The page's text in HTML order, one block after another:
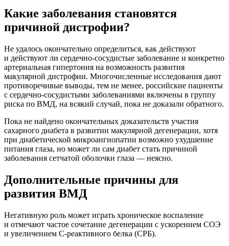
Какие заболевания становятся
причиной дистрофии?
Не удалось окончательно определиться, как действуют
и действуют ли сердечно-сосудистые заболевание и конкретно
артериальная гипертония на возможность развития
макулярной дистрофии. Многочисленные исследования дают
противоречивые выводы, тем не менее, российские пациенты
с сердечно-сосудистыми заболеваниями включены в группу
риска по ВМД, на всякий случай, пока не доказали обратного.
Пока не найдено окончательных доказательств участия
сахарного диабета в развитии макулярной дегенерации, хотя
при диабетической микроангиопатии возможно ухудшение
питания глаза, но может ли сам диабет стать причиной
заболевания сетчатой оболочки глаза — неясно.
Дополнительные причины для
развития ВМД
Негативную роль может играть хроническое воспаление
и отмечают частое сочетание дегенерации с ускорением СОЭ
и увеличением С-реактивного белка (СРБ).